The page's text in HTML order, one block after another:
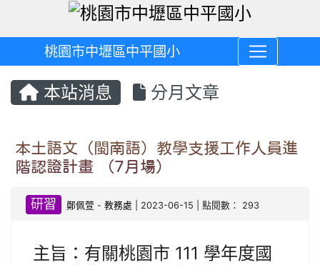
桃園市中壢區中平國小
本站消息 分月文章
本土語文（閩南語）教學支援工作人員進
階認證計畫 （7月場）
研習 鄭佩萱 -教務處 | 2023-06-15 | 點閱數： 293
主旨：有關桃園市 111 學年度國